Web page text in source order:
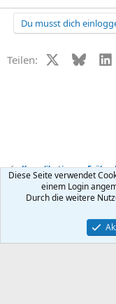
Du musst dich
Teilen: X (Twitter)
Bluesky
Komplikationen,
Kontakt
Community platform by
Diese Seite verwendet
einem Login
Durch die weitere